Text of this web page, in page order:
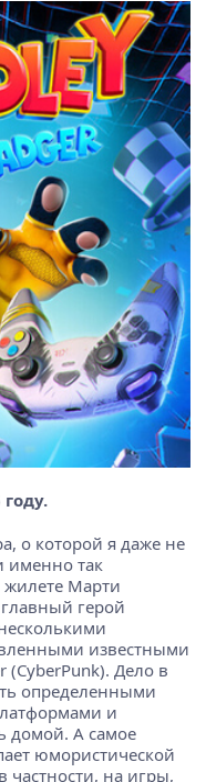
о которой я даже не
именно так
жилете Марти
герой
известными
(CyberPunk). Дело в
определенными
и
домой. А самое
юмористической
частности, на игры,